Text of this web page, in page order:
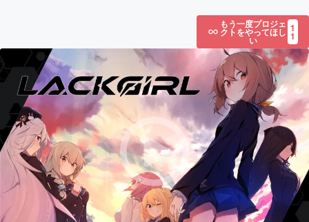
もう一度プロジェ
クトをやってほし
い
1
1